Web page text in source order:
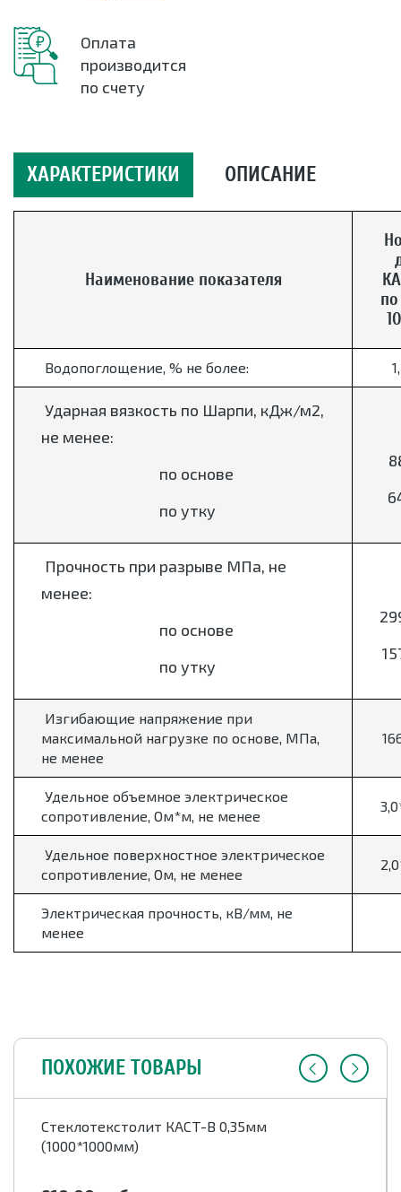
Оплата
производится
по счету
ХАРАКТЕРИСТИКИ ОПИСАНИЕ
Наименование показателя
Водопоглощение, % не более:
Ударная вязкость по Шарпи, кДж/м2,
не менее:
по основе
по утку
Прочность при разрыве МПа, не
менее:
по основе
по утку
Изгибающие напряжение при
максимальной нагрузке по основе, МПа,
не менее
Удельное объемное электрическое
сопротивление, Ом*м, не менее
Удельное поверхностное электрическое
сопротивление, Ом, не менее
Электрическая прочность, кВ/мм, не
менее
ПОХОЖИЕ ТОВАРЫ
Стеклотекстолит КАСТ-В 0,35мм
(1000*1000мм)